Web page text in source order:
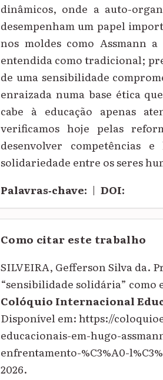
dinâmicos, onde a auto-
desempenham um papel
nos moldes como Assmann
entendida como tradicional;
de uma sensibilidade
enraizada numa base ética
cabe à educação apenas
verificamos hoje pelas
desenvolver competências
solidariedade entre os seres
Palavras‑chave: | DOI:
Como citar este trabalho
SILVEIRA, Gefferson Silva da.
“sensibilidade solidária” como
Colóquio Internacional
Disponível em: https://
educacionais-em-hugo-
enfrentamento-%C3%A0-
2026.